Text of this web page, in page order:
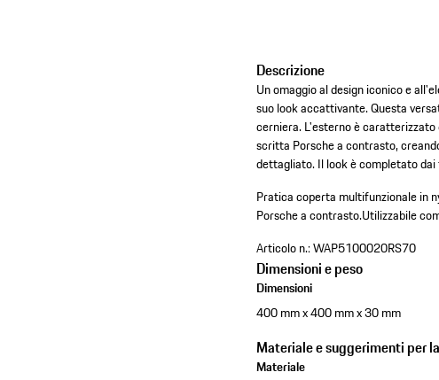
Descrizione
Un omaggio al design iconico e
suo look accattivante. Questa
cerniera. L'esterno è
scritta Porsche a contrasto,
dettagliato. Il look è completato
Pratica coperta multifunzionale in
Porsche a contrasto.Utilizzabile
Articolo n.:WAP5100020RS70
Dimensioni e peso
Dimensioni
400 mm x 400 mm x 30 mm
Materiale e suggerimenti per
Materiale